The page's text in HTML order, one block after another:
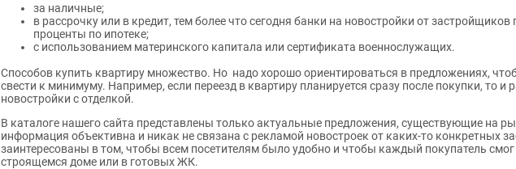
за наличные;
в рассрочку или в кредит, тем более что сегодня банки на новостройки от
проценты по ипотеке;
с использованием материнского капитала или сертификата военнослужащих.
Способов купить квартиру множество. Но надо хорошо ориентироваться в предложениях,
свести к минимуму. Например, если переезд в квартиру планируется сразу после покупки, то и
новостройки с отделкой.
В каталоге нашего сайта представлены только актуальные предложения, существующие на
информация объективна и никак не связана с рекламой новостроек от каких-то конкретных
заинтересованы в том, чтобы всем посетителям было удобно и чтобы каждый покупатель
строящемся доме или в готовых ЖК.